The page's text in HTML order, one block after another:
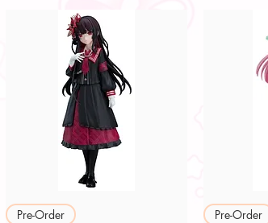
Schnellansicht
Pre-Order Pre-Order